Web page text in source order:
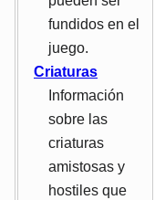
fundidos en el
juego.
Criaturas
Información
sobre las
criaturas
amistosas y
hostiles que